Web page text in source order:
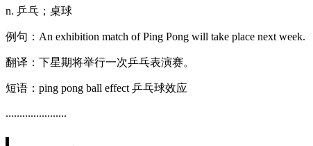
n. 乒乓；桌球
例句：An exhibition match of Ping Pong will take place next week.
翻译：下星期将举行一次乒乓表演赛。
短语：ping pong ball effect 乒乓球效应
......................